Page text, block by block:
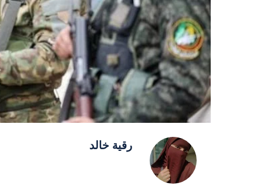
رقية خالد